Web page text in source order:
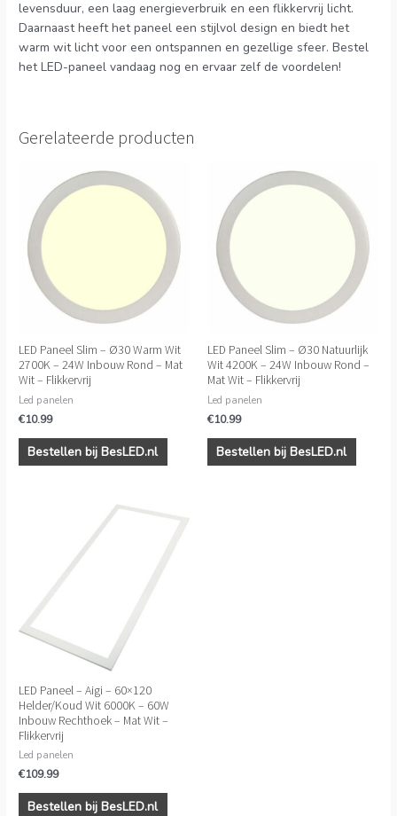
levensduur, een laag energieverbruik en een flikkervrij licht.
Daarnaast heeft het paneel een stijlvol design en biedt het
warm wit licht voor een ontspannen en gezellige sfeer. Bestel
het LED-paneel vandaag nog en ervaar zelf de voordelen!
Gerelateerde producten
LED Paneel Slim – Ø30 Warm Wit
2700K – 24W Inbouw Rond – Mat
Wit – Flikkervrij
Led panelen
€10.99
Bestellen bij BesLED.nl
LED Paneel Slim – Ø30 Natuurlijk
Wit 4200K – 24W Inbouw Rond –
Mat Wit – Flikkervrij
Led panelen
€10.99
Bestellen bij BesLED.nl
LED Paneel – Aigi – 60×120
Helder/Koud Wit 6000K – 60W
Inbouw Rechthoek – Mat Wit –
Flikkervrij
Led panelen
€109.99
Bestellen bij BesLED.nl